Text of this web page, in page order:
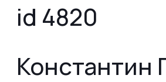
id 4820
Константин